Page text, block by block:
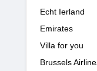
Echt Ierland
Emirates
Villa for you
Brussels